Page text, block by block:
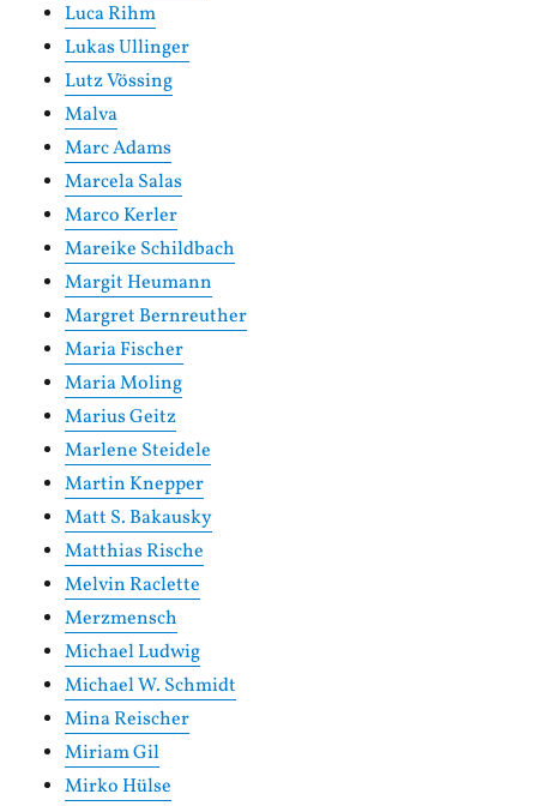
Luca Rihm
Lukas Ullinger
Lutz Vössing
Malva
Marc Adams
Marcela Salas
Marco Kerler
Mareike Schildbach
Margit Heumann
Margret Bernreuther
Maria Fischer
Maria Moling
Marius Geitz
Marlene Steidele
Martin Knepper
Matt S. Bakausky
Matthias Rische
Melvin Raclette
Merzmensch
Michael Ludwig
Michael W. Schmidt
Mina Reischer
Miriam Gil
Mirko Hülse